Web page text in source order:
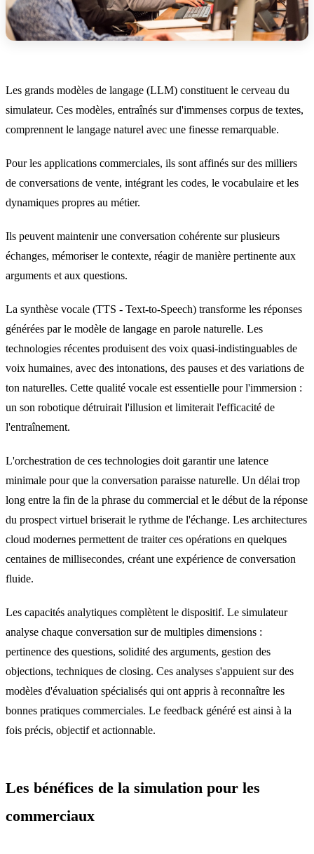
Les grands modèles de langage (LLM) constituent le cerveau du
simulateur. Ces modèles, entraînés sur d'immenses corpus de textes,
comprennent le langage naturel avec une finesse remarquable.
Pour les applications commerciales, ils sont affinés sur des milliers
de conversations de vente, intégrant les codes, le vocabulaire et les
dynamiques propres au métier.
Ils peuvent maintenir une conversation cohérente sur plusieurs
échanges, mémoriser le contexte, réagir de manière pertinente aux
arguments et aux questions.
La synthèse vocale (TTS - Text-to-Speech) transforme les réponses
générées par le modèle de langage en parole naturelle. Les
technologies récentes produisent des voix quasi-indistinguables de
voix humaines, avec des intonations, des pauses et des variations de
ton naturelles. Cette qualité vocale est essentielle pour l'immersion :
un son robotique détruirait l'illusion et limiterait l'efficacité de
l'entraînement.
L'orchestration de ces technologies doit garantir une latence
minimale pour que la conversation paraisse naturelle. Un délai trop
long entre la fin de la phrase du commercial et le début de la réponse
du prospect virtuel briserait le rythme de l'échange. Les architectures
cloud modernes permettent de traiter ces opérations en quelques
centaines de millisecondes, créant une expérience de conversation
fluide.
Les capacités analytiques complètent le dispositif. Le simulateur
analyse chaque conversation sur de multiples dimensions :
pertinence des questions, solidité des arguments, gestion des
objections, techniques de closing. Ces analyses s'appuient sur des
modèles d'évaluation spécialisés qui ont appris à reconnaître les
bonnes pratiques commerciales. Le feedback généré est ainsi à la
fois précis, objectif et actionnable.
Les bénéfices de la simulation pour les
commerciaux